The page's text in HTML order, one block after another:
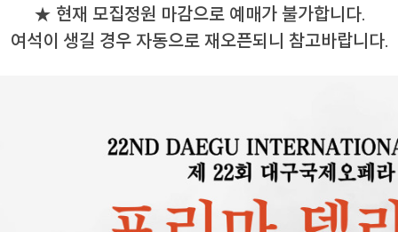
★ 현재 모집정원 마감으로 예매가 불가합니다.
여석이 생길 경우 자동으로 재오픈되니 참고바랍니다.